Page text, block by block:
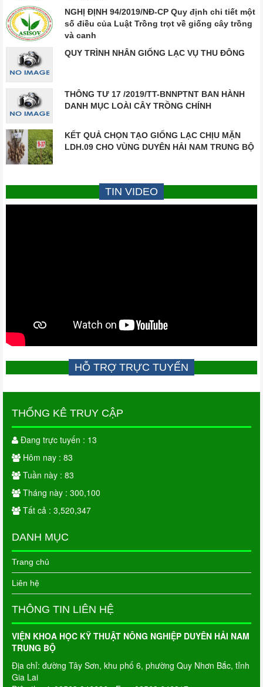
NGHỊ ĐỊNH 94/2019/NĐ-CP Quy định chi tiết một
số điều của Luật Trồng trọt về giống cây trồng
và canh
QUY TRÌNH NHÂN GIỐNG LẠC VỤ THU ĐÔNG
THÔNG TƯ 17 /2019/TT-BNNPTNT BAN HÀNH
DANH MỤC LOÀI CÂY TRỒNG CHÍNH
KẾT QUẢ CHỌN TẠO GIỐNG LẠC CHỊU MẶN
LDH.09 CHO VÙNG DUYÊN HẢI NAM TRUNG BỘ
TIN VIDEO
HỖ TRỢ TRỰC TUYẾN
THỐNG KÊ TRUY CẬP
Đang trực tuyến : 13
Hôm nay : 83
Tuần này : 83
Tháng này : 300,100
Tất cả : 3,520,347
DANH MỤC
Trang chủ
Liên hệ
THÔNG TIN LIÊN HỆ
VIỆN KHOA HỌC KỸ THUẬT NÔNG NGHIỆP DUYÊN HẢI NAM
TRUNG BỘ
Địa chỉ: đường Tây Sơn, khu phố 6, phường Quy Nhơn Bắc, tỉnh
Gia Lai